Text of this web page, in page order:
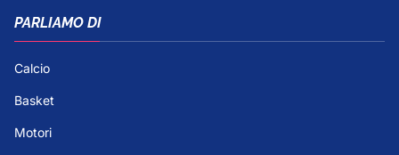
PARLIAMO DI
Calcio
Basket
Motori